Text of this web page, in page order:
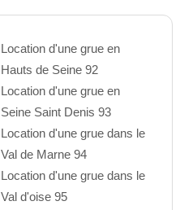
Location d'une grue en
Hauts de Seine 92
Location d'une grue en
Seine Saint Denis 93
Location d'une grue dans le
Val de Marne 94
Location d'une grue dans le
Val d'oise 95